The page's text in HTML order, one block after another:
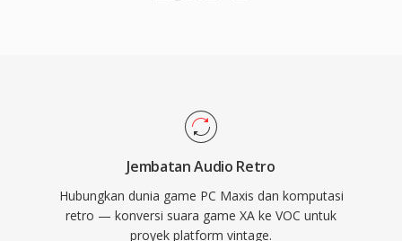
Sierra, dan LucasArts. Dengan munculnya
Windows dan format WAV, VOC secara
bertahap keluar dari penggunaan mainstream,
namun tetap penting untuk pelestarian game
retro dan bagi siapa pun yang bekerja dengan
Jembatan Audio Retro
Hubungkan dunia game PC Maxis dan komputasi
retro — konversi suara game XA ke VOC untuk
proyek platform vintage.